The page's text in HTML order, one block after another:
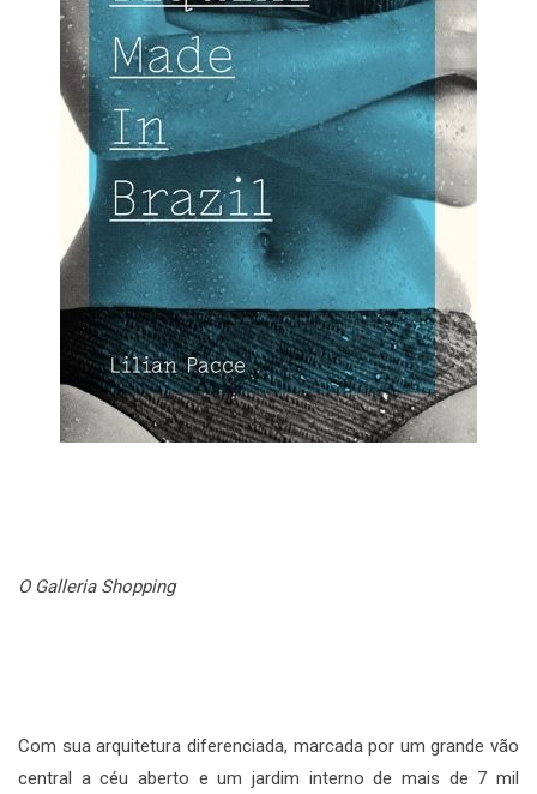
O Galleria Shopping
Com sua arquitetura diferenciada, marcada por um grande vão
central a céu aberto e um jardim interno de mais de 7 mil